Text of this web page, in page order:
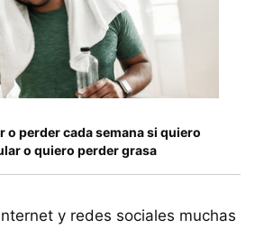
o perder cada semana si quiero
o quiero perder grasa
y redes sociales muchas